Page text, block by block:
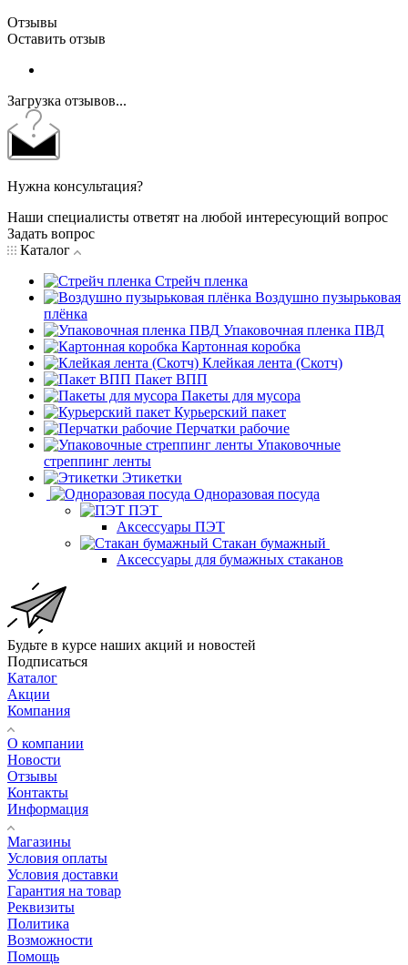
Отзывы
Оставить отзыв
Загрузка отзывов...
Нужна консультация?
Наши специалисты ответят на любой интересующий вопрос
Задать вопрос
Каталог
Стрейч пленка
Воздушно пузырьковая
плёнка
Упаковочная пленка ПВД
Картонная коробка
Клейкая лента (Скотч)
Пакет ВПП
Пакеты для мусора
Курьерский пакет
Перчатки рабочие
Упаковочные
стреппинг ленты
Этикетки
Одноразовая посуда
ПЭТ
Аксессуары ПЭТ
Стакан бумажный
Аксессуары для бумажных стаканов
Будьте в курсе наших акций и новостей
Подписаться
Каталог
Акции
Компания
О компании
Новости
Отзывы
Контакты
Информация
Магазины
Условия оплаты
Условия доставки
Гарантия на товар
Реквизиты
Политика
Возможности
Помощь